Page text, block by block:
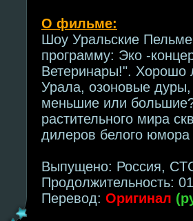
О фильме:
Шоу Уральские
программу: Эко -
Ветеринары!". Хорошо
Урала, озоновые
меньшие или
растительного мира
дилеров белого юмора
Выпущено: Россия,
Продолжительность:
Перевод: Оригинал